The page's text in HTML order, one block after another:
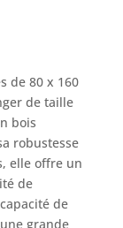
des
des
de
une
de 80 x 160
de taille
bois
robustesse
elle offre un
de
de
grande